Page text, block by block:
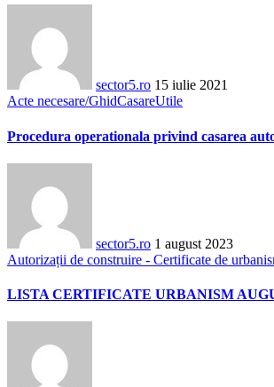
sector5.ro 15 iulie 2021
Acte necesare/GhidCasareUtile
Procedura operationala privind casarea
sector5.ro 1 august 2023
Autorizații de construire - Certificate de
LISTA CERTIFICATE URBANISM